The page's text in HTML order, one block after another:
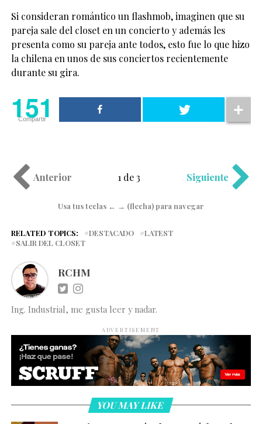
Si consideran romántico un flashmob, imaginen que su
pareja sale del closet en un concierto y además les
presenta como su pareja ante todos, esto fue lo que hizo
la chilena en unos de sus conciertos recientemente
durante su gira.
151
Compartir
Anterior 1 de 3 Siguiente
Usa tus teclas ← → (flecha) para navegar
RELATED TOPICS: DESTACADO
LATEST
SALIR DEL CLOSET
RCHM
Ing. Industrial, me gusta leer y nadar.
ADVERTISEMENT
YOU MAY LIKE